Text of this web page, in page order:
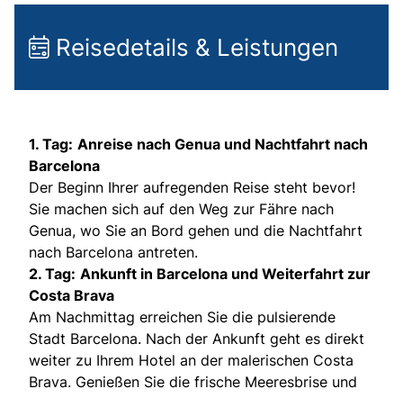
Reisedetails & Leistungen
1. Tag: Anreise nach Genua und Nachtfahrt nach
Barcelona
Der Beginn Ihrer aufregenden Reise steht bevor!
Sie machen sich auf den Weg zur Fähre nach
Genua, wo Sie an Bord gehen und die Nachtfahrt
nach Barcelona antreten.
2. Tag: Ankunft in Barcelona und Weiterfahrt zur
Costa Brava
Am Nachmittag erreichen Sie die pulsierende
Stadt Barcelona. Nach der Ankunft geht es direkt
weiter zu Ihrem Hotel an der malerischen Costa
Brava. Genießen Sie die frische Meeresbrise und